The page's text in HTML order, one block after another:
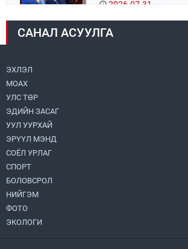
2026.07.31
Авто зам шинээр барина
САНАЛ АСУУЛГА
ЭХЛЭЛ
МОАХ
УЛС ТӨР
ЭДИЙН ЗАСАГ
УУЛ УУРХАЙ
ЭРҮҮЛ МЭНД
СОЁЛ УРЛАГ
СПОРТ
БОЛОВСРОЛ
НИЙГЭМ
ФОТО
ЭКОЛОГИ